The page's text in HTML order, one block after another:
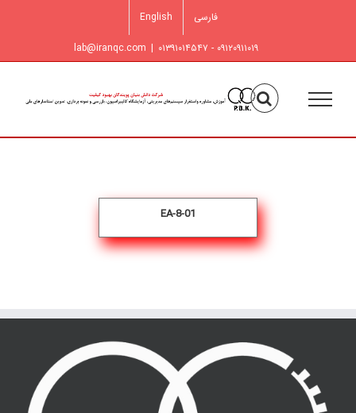
فارسی English
۰۹۱۲۰۹۱۱۰۱۹ - ۰۱۳۹۱۰۱۴۵۴۷ |
lab@iranqc.com
EA-8-01